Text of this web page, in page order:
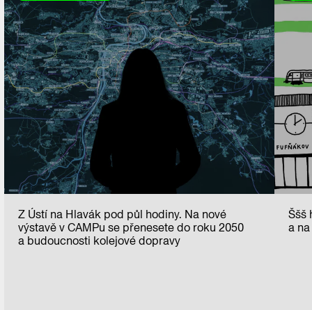
Z Ústí na Hlavák pod půl hodiny. Na nové
výstavě v CAMPu se přenesete do roku 2050
a budoucnosti kolejové dopravy
Ššš
a